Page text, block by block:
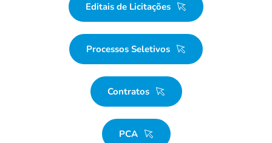
Editais de Licitações
Processos Seletivos
Contratos
PCA